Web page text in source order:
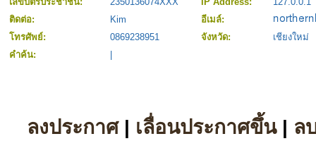
ติดต่อ:
Kim
อีเมล์:
โทรศัพย์:
0869238951 จังหวัด:
เชียงใหม่
คำค้น:
ลงประกาศ| เลื่อนประกาศขึ้น| ล